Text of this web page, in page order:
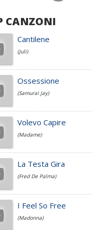
Achille Lauro
Cesare Cremonini
Jovanotti
Fedez
Simone Cristicchi
CANZONI
Cantilene
(Juli)
Ossessione
(Samurai Jay)
Volevo Capire
(Madame)
La Testa Gira
(Fred De Palma)
I Feel So Free
(Madonna)